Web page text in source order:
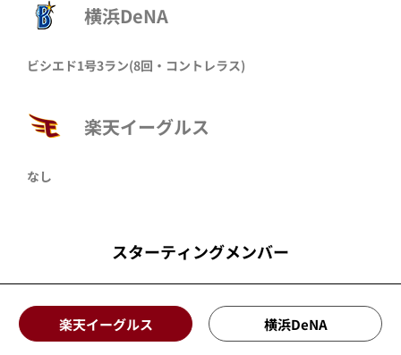
横浜DeNA
ビシエド1号3ラン(8回・ コントレラス)
楽天イーグルス
なし
スターティングメンバー
楽天イーグルス 横浜DeNA